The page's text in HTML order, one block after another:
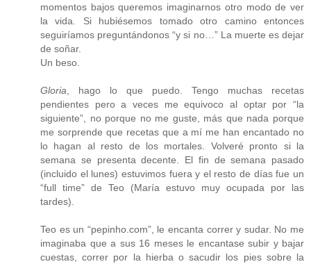
momentos bajos queremos imaginarnos otro modo de ver
la vida. Si hubiésemos tomado otro camino entonces
seguiríamos preguntándonos “y si no…” La muerte es dejar
de soñar.
Un beso.
Gloria, hago lo que puedo. Tengo muchas recetas
pendientes pero a veces me equivoco al optar por “la
siguiente”, no porque no me guste, más que nada porque
me sorprende que recetas que a mí me han encantado no
lo hagan al resto de los mortales. Volveré pronto si la
semana se presenta decente. El fin de semana pasado
(incluido el lunes) estuvimos fuera y el resto de días fue un
“full time” de Teo (María estuvo muy ocupada por las
tardes).
Teo es un “pepinho.com”, le encanta correr y sudar. No me
imaginaba que a sus 16 meses le encantase subir y bajar
cuestas, correr por la hierba o sacudir los pies sobre la